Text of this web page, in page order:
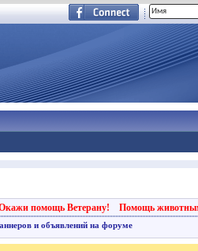
помощь Ветерану! Помощь
и объявлений на форуме